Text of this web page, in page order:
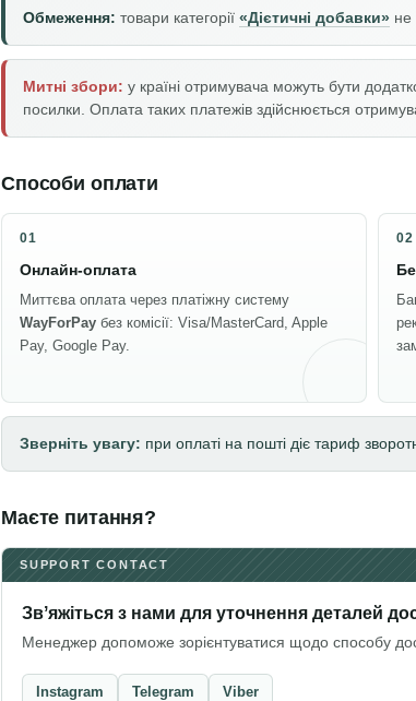
Обмеження: товари категорії «Дієтичні добавки» не
Митні збори: у країні отримувача можуть бути
посилки. Оплата таких платежів здійснюється
Способи оплати
01
Онлайн-оплата
Миттєва оплата через платіжну систему
WayForPay без комісії: Visa/MasterCard, Apple
Pay, Google Pay.
02
Зверніть увагу: при оплаті на пошті діє тариф
Маєте питання?
SUPPORT CONTACT
Звʼяжіться з нами для уточнення деталей
Менеджер допоможе зорієнтуватися щодо способу
Instagram Telegram Viber